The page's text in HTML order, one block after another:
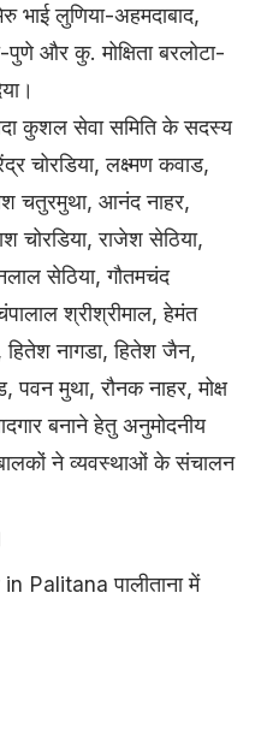
भाई लुणिया-अहमदाबाद,
और कु. मोक्षिता बरलोटा-
कुशल सेवा समिति के सदस्य
चोरडिया, लक्ष्मण कवाड,
चतुरमुथा, आनंद नाहर,
चोरडिया, राजेश सेठिया,
सेठिया, गौतमचंद
श्रीश्रीमाल, हेमंत
नागडा, हितेश जैन,
मुथा, रौनक नाहर, मोक्ष
बनाने हेतु अनुमोदनीय
बालकों ने व्यवस्थाओं के संचालन
Palitana पालीताना में